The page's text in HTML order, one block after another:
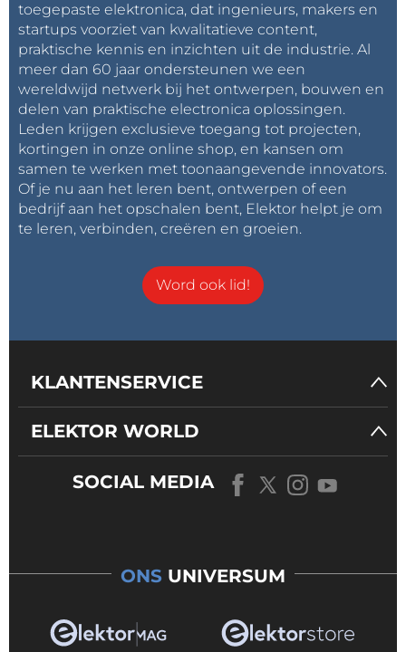
toegepaste elektronica, dat ingenieurs, makers en
startups voorziet van kwalitatieve content,
praktische kennis en inzichten uit de industrie. Al
meer dan 60 jaar ondersteunen we een
wereldwijd netwerk bij het ontwerpen, bouwen en
delen van praktische electronica oplossingen.
Leden krijgen exclusieve toegang tot projecten,
kortingen in onze online shop, en kansen om
samen te werken met toonaangevende innovators.
Of je nu aan het leren bent, ontwerpen of een
bedrijf aan het opschalen bent, Elektor helpt je om
te leren, verbinden, creëren en groeien.
Word ook lid!
KLANTENSERVICE
ELEKTOR WORLD
SOCIAL MEDIA
ONS UNIVERSUM